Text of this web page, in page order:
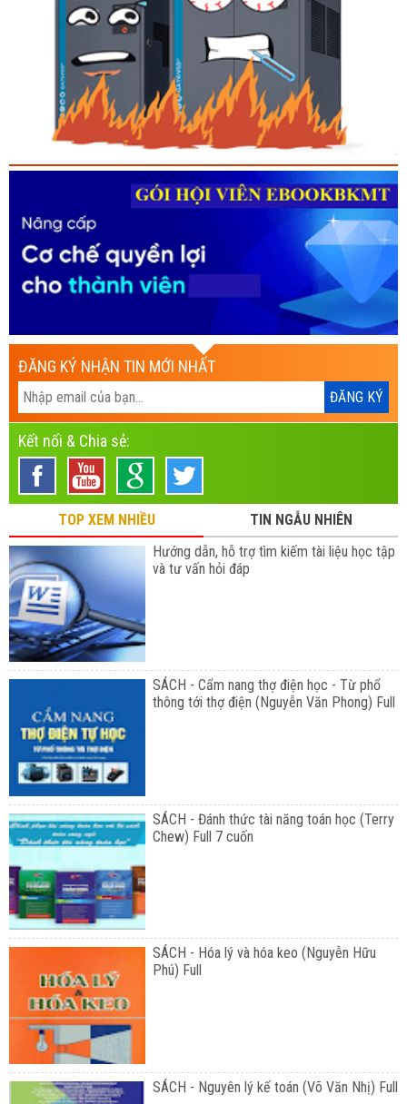
ĐĂNG KÝ NHẬN TIN MỚI NHẤT
Kết nối & Chia sẻ:
TOP XEM NHIỀU
TIN NGẪU NHIÊN
Hướng dẫn, hỗ trợ tìm kiếm tài liệu học tập
và tư vấn hỏi đáp
SÁCH - Cẩm nang thợ điện học - Từ phổ
thông tới thợ điện (Nguyễn Văn Phong) Full
SÁCH - Đánh thức tài năng toán học (Terry
Chew) Full 7 cuốn
SÁCH - Hóa lý và hóa keo (Nguyễn Hữu
Phú) Full
SÁCH - Nguyên lý kế toán (Võ Văn Nhị) Full